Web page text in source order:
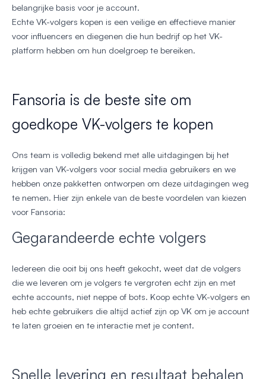
belangrijke basis voor je account.
Echte VK-volgers kopen is een veilige en effectieve manier
voor influencers en diegenen die hun bedrijf op het VK-
platform hebben om hun doelgroep te bereiken.
Fansoria is de beste site om
goedkope VK-volgers te kopen
Ons team is volledig bekend met alle uitdagingen bij het
krijgen van VK-volgers voor social media gebruikers en we
hebben onze pakketten ontworpen om deze uitdagingen weg
te nemen. Hier zijn enkele van de beste voordelen van kiezen
voor Fansoria:
Gegarandeerde echte volgers
Iedereen die ooit bij ons heeft gekocht, weet dat de volgers
die we leveren om je volgers te vergroten echt zijn en met
echte accounts, niet neppe of bots. Koop echte VK-volgers en
heb echte gebruikers die altijd actief zijn op VK om je account
te laten groeien en te interactie met je content.
Snelle levering en resultaat behalen